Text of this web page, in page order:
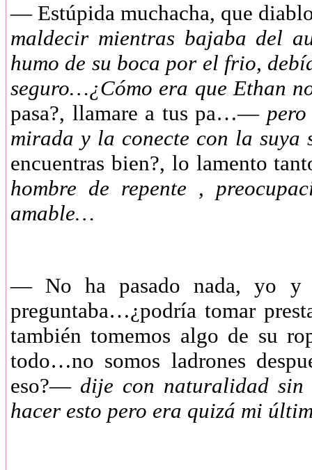
— Estúpida muchacha, que
maldecir mientras bajaba del
humo de su boca por el frio,
seguro…¿Cómo era que Ethan
pasa?, llamare a tus pa…—pero
mirada y la conecte con la
encuentras bien?, lo lamento
hombre de repente ,
amable…
— No ha pasado nada, yo y
preguntaba…¿podría tomar
también tomemos algo de su
todo…no somos ladrones
eso?— dije con naturalidad sin
hacer esto pero era quizá mi